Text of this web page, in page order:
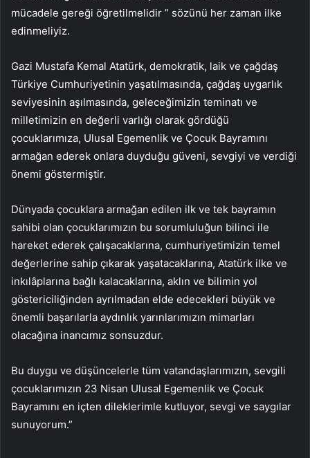
mücadele gereği öğretilmelidir ” sözünü her zaman ilke
edinmeliyiz.
Gazi Mustafa Kemal Atatürk, demokratik, laik ve çağdaş
Türkiye Cumhuriyetinin yaşatılmasında, çağdaş uygarlık
seviyesinin aşılmasında, geleceğimizin teminatı ve
milletimizin en değerli varlığı olarak gördüğü
çocuklarımıza, Ulusal Egemenlik ve Çocuk Bayramını
armağan ederek onlara duyduğu güveni, sevgiyi ve verdiği
önemi göstermiştir.
Dünyada çocuklara armağan edilen ilk ve tek bayramın
sahibi olan çocuklarımızın bu sorumluluğun bilinci ile
hareket ederek çalışacaklarına, cumhuriyetimizin temel
değerlerine sahip çıkarak yaşatacaklarına, Atatürk ilke ve
inkılâplarına bağlı kalacaklarına, aklın ve bilimin yol
göstericiliğinden ayrılmadan elde edecekleri büyük ve
önemli başarılarla aydınlık yarınlarımızın mimarları
olacağına inancımız sonsuzdur.
Bu duygu ve düşüncelerle tüm vatandaşlarımızın, sevgili
çocuklarımızın 23 Nisan Ulusal Egemenlik ve Çocuk
Bayramını en içten dileklerimle kutluyor, sevgi ve saygılar
sunuyorum.”